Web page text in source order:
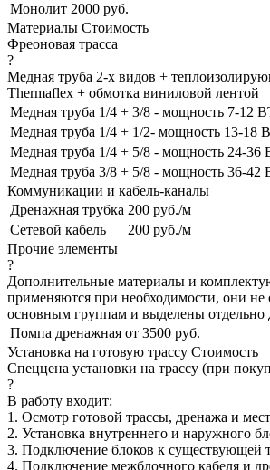
Монолит 2000 руб.
Материалы Стоимость
Фреоновая трасса
?
Медная труба 2-х видов +
Thermaflex + обмотка виниловой лентой
Медная труба 1/4 + 3/8 - мощность 7-12
Медная труба 1/4 + 1/2- мощность 13-18
Медная труба 1/4 + 5/8 - мощность 24-36
Медная труба 3/8 + 5/8 - мощность 36-42
Коммуникации и кабель-каналы
Дренажная трубка 200 руб./м
Сетевой кабель
200 руб./м
Прочие элементы
?
Дополнительные материалы и
применяются при необходимости, они не
основным группам и выделены отдельно
Помпа дренажная от 3500 руб.
Установка на готовую трассу Стоимость
Спеццена установки на трассу (при
?
В работу входит:
1. Осмотр готовой трассы, дренажа и
2. Установка внутреннего и наружного
3. Подключение блоков к существующей
4. Подключение межблочного кабеля и